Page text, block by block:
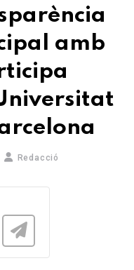
amb
Redacció